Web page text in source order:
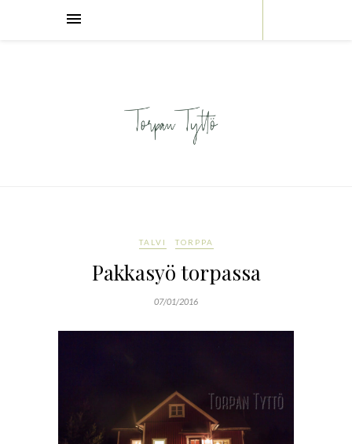
TALVI TORPPA
Pakkasyö torpassa
07/01/2016